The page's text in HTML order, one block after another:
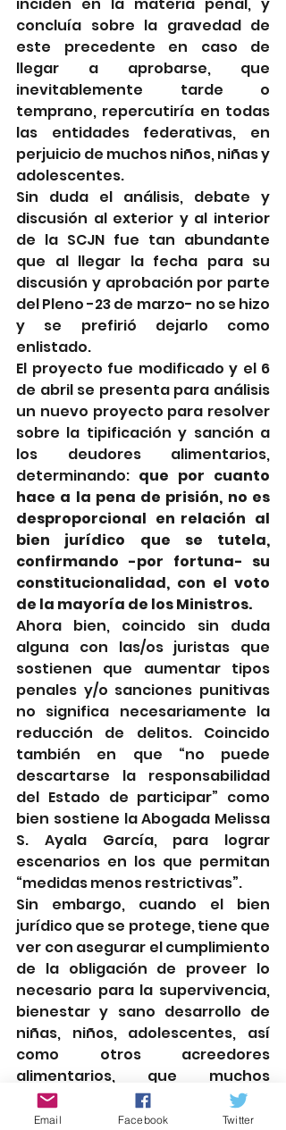
concluía sobre la gravedad de
este precedente en caso de
llegar a aprobarse, que
inevitablemente tarde o
temprano, repercutiría en todas
las entidades federativas, en
perjuicio de muchos niños, niñas y
adolescentes.
Sin duda el análisis, debate y
discusión al exterior y al interior
de la SCJN fue tan abundante
que al llegar la fecha para su
discusión y aprobación por parte
del Pleno -23 de marzo- no se hizo
y se prefirió dejarlo como
enlistado.
El proyecto fue modificado y el 6
de abril se presenta para análisis
un nuevo proyecto para resolver
sobre la tipificación y sanción a
los deudores alimentarios,
determinando: que por cuanto
hace a la pena de prisión, no es
desproporcional  en relación  al
bien jurídico que se tutela,
confirmando -por fortuna- su
constitucionalidad, con el voto
de la mayoría de los Ministros.
Ahora bien, coincido sin duda
alguna con las/os juristas que
sostienen que aumentar tipos
penales y/o sanciones punitivas
no significa necesariamente la
reducción de delitos. Coincido
también en que “no puede
descartarse la responsabilidad
del Estado de participar” como
bien sostiene la Abogada Melissa
S. Ayala García, para lograr
escenarios en los que permitan
“medidas menos restrictivas”.
Sin embargo, cuando el bien
jurídico que se protege, tiene que
ver con asegurar el cumplimiento
de la obligación de proveer lo
necesario para la supervivencia,
bienestar y sano desarrollo de
niñas, niños, adolescentes, así
como otros acreedores
alimentarios, que muchos
deudores alimentarios evaden;
es obligado garantizarlo, aunque
Email Facebook Twitter